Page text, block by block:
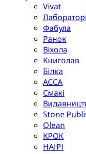
Vivat
Фабула
Ранок
Віхола
Книголав
Білка
АССА
Смакі
Stone
Olean
КРОК
НАІРІ